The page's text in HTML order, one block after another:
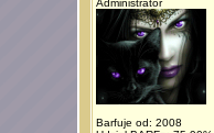
Administrator
Barfuje od: 2008